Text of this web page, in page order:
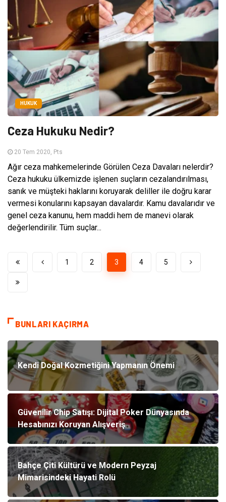
HUKUK
Ceza Hukuku Nedir?
20 Tem 2020, Pts
Ağır ceza mahkemelerinde Görülen Ceza Davaları nelerdir?
Ceza hukuku ülkemizde işlenen suçların cezalandırılması,
sanık ve müşteki haklarını koruyarak deliller ile doğru karar
vermesi konularını kapsayan davalardır. Kamu davalarıdır ve
genel ceza kanunu, hem maddi hem de manevi olarak
değerlendirilir. Tüm suçlar...
1 2 3 4 5
BUNLARI KAÇIRMA
Kendi Doğal Kozmetiğini Yapmanın Önemi
Güvenilir Chip Satışı: Dijital Poker Dünyasında
Hesabınızı Koruyan Alışveriş
Bahçe Çiti Kültürü ve Modern Peyzaj
Mimarisindeki Hayati Rolü